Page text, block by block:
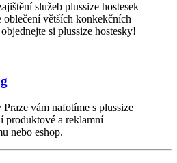
služeb plussize hostesek
oblečení větších konkekčních
si plussize hostesky!
vám nafotíme s plussize
produktové a reklamní
nebo eshop.